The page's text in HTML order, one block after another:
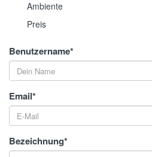
Ambiente
Preis
Benutzername*
Email*
Bezeichnung*